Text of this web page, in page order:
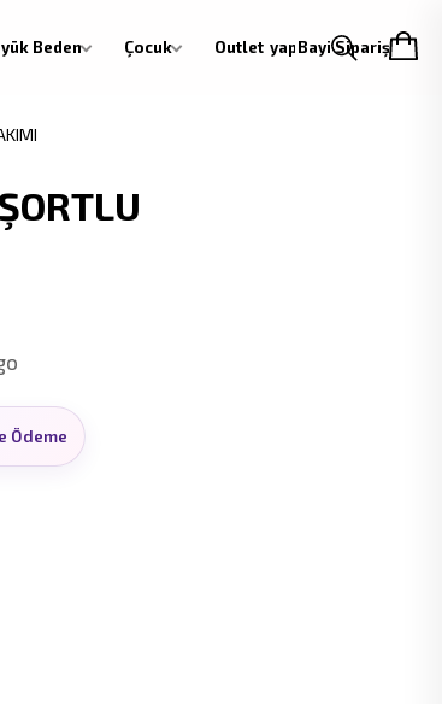
Beden Çocuk Outlet Bayi Siparişi
Giriş yap
Ödeme